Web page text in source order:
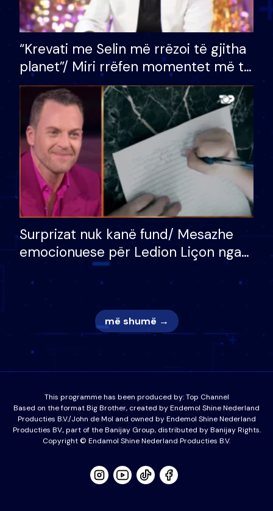
“Krevati me Selin më rrëzoi të gjitha
planet”/ Miri rrëfen momentet më të
bukura në shtëpinë e BB VIP: Do më
mungojë zilja e mëngjesit kur…
Surprizat nuk kanë fund/ Mesazhe
emocionuese për Ledion Liçon nga
nëna dhe fëmijët e tij, moderatori
nuk i mban dot lotët: Nuk meritoj…
më shumë →
This programme has been produced by:Top Channel
Based on the format Big Brother, created by Endemol Shine Nederland
Producties B.V./John de Mol and owned by Endemol Shine Nederland
Producties BV., part of the Banijay Group, distributed by Banijay Rights.
Copyright © Endamol Shine Nederland Producties B.V.